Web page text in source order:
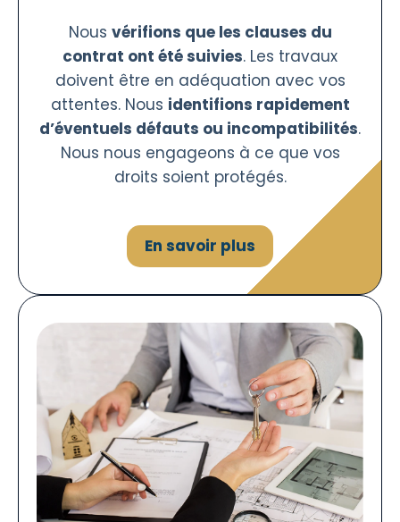
Nous vérifions que les clauses du
contrat ont été suivies. Les travaux
doivent être en adéquation avec vos
attentes. Nous identifions rapidement
d’éventuels défauts ou incompatibilités.
Nous nous engageons à ce que vos
droits soient protégés.
En savoir plus